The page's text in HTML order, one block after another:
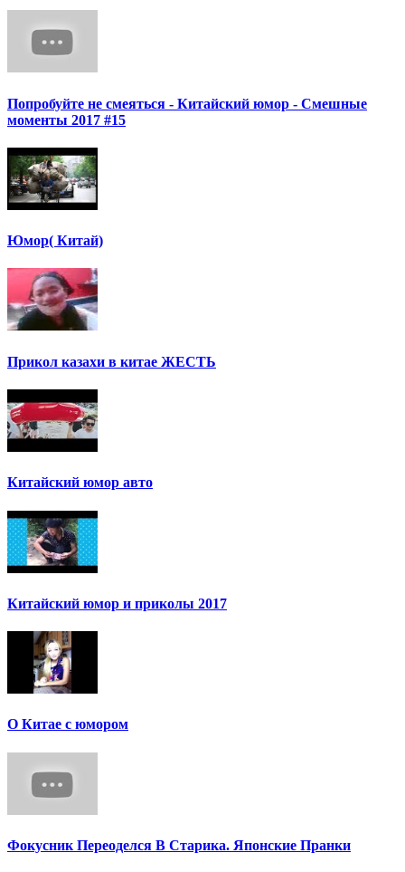
Попробуйте не смеяться - Китайский юмор - Смешные
моменты 2017 #15
Юмор( Китай)
Прикол казахи в китае ЖЕСТЬ
Китайский юмор авто
Китайский юмор и приколы 2017
О Китае с юмором
Фокусник Переоделся В Старика. Японские Пранки